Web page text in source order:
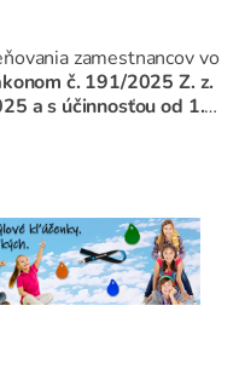
zamestnancov vo
č. 191/2025 Z. z.
a s účinnosťou od 1.
zamestnancoch.